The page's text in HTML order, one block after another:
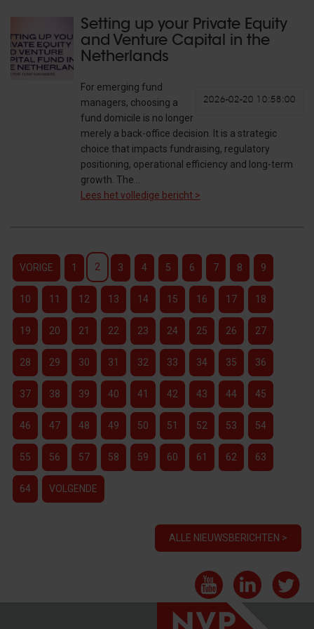
Setting up your Private Equity
and Venture Capital in the
Netherlands
2026-02-20 10:58:00
For emerging fund
managers, choosing a
fund domicile is no longer
merely a back-office decision. It is a strategic
choice that impacts fundraising, regulatory
positioning, operational efficiency and long-term
growth. The…
Lees het volledige bericht >
VORIGE 1 2 3 4 5 6 7 8 9
10 11 12 13 14 15 16 17 18
19 20 21 22 23 24 25 26 27
28 29 30 31 32 33 34 35 36
37 38 39 40 41 42 43 44 45
46 47 48 49 50 51 52 53 54
55 56 57 58 59 60 61 62 63
64 VOLGENDE
ALLE NIEUWSBERICHTEN >